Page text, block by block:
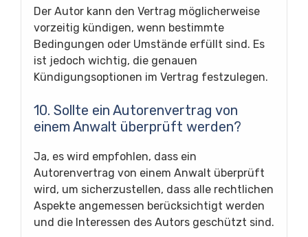
Der Autor kann den Vertrag möglicherweise
vorzeitig kündigen, wenn bestimmte
Bedingungen oder Umstände erfüllt sind. Es
ist jedoch wichtig, die genauen
Kündigungsoptionen im Vertrag festzulegen.
10. Sollte ein Autorenvertrag von
einem Anwalt überprüft werden?
Ja, es wird empfohlen, dass ein
Autorenvertrag von einem Anwalt überprüft
wird, um sicherzustellen, dass alle rechtlichen
Aspekte angemessen berücksichtigt werden
und die Interessen des Autors geschützt sind.